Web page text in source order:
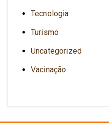
Tecnologia
Turismo
Uncategorized
Vacinação